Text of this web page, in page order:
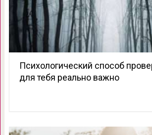
Психологический способ
для тебя реально важно